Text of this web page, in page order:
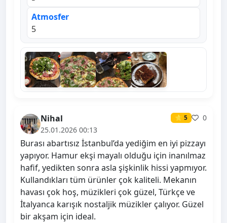
Atmosfer
5
Nihal ⭐ 5
0
25.01.2026 00:13
Burası abartısız İstanbul’da yediğim en iyi pizzayı
yapıyor. Hamur ekşi mayalı olduğu için inanılmaz
hafif, yedikten sonra asla şişkinlik hissi yapmıyor.
Kullandıkları tüm ürünler çok kaliteli. Mekanın
havası çok hoş, müzikleri çok güzel, Türkçe ve
İtalyanca karışık nostaljik müzikler çalıyor. Güzel
bir akşam için ideal.